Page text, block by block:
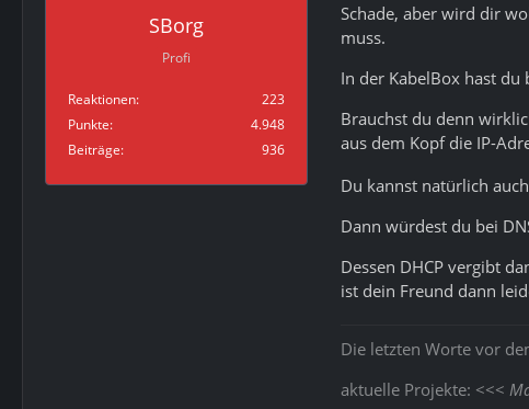
SBorg
Profi
Reaktionen
223
Punkte
4.948
Beiträge
936
Schade, aber wird dir
muss.
In der KabelBox hast du
Brauchst du denn
aus dem Kopf die IP-
Du kannst natürlich
Dann würdest du bei
Dessen DHCP vergibt
ist dein Freund dann
Die letzten Worte vor
aktuelle Projekte: <<<